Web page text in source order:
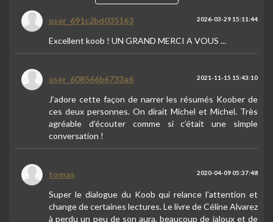
user_691c2bd035163 2026-03-29 15:11:44
Excellent koob ! UN GRAND MERCI A VOUS ...
user_608566b6733a6 2021-11-15 15:43:10
J’adore cette façon de narrer les résumés Koober de
ces deux personnes. On dirait Michel et Michel. Très
agréable d’écouter comme si c’était une simple
conversation !
tomas 2020-04-09 05:37:48
Super le dialogue du Koob qui relance l'attention et
change de certaines lectures. Le livre de Céline Alvarez
à perdu un peu de son aura, beaucoup de jaloux et de